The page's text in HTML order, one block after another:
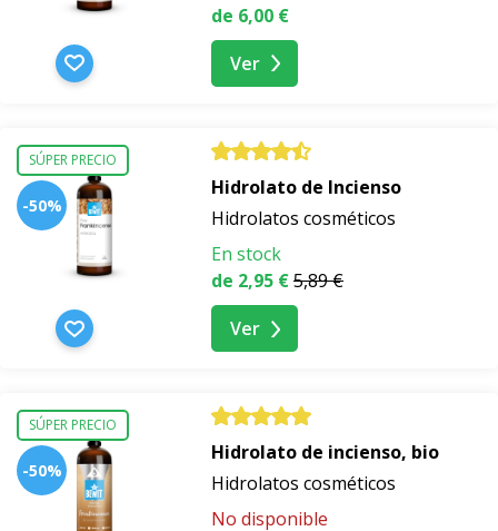
de 6,00 €
Ver
SÚPER PRECIO
-50%
Hidrolato de Incienso
Hidrolatos cosméticos
En stock
de 2,95 €5,89 €
Ver
SÚPER PRECIO
-50%
Hidrolato de incienso, bio
Hidrolatos cosméticos
No disponible